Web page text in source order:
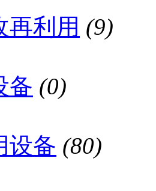
再利用 (9)
备 (0)
设备 (80)